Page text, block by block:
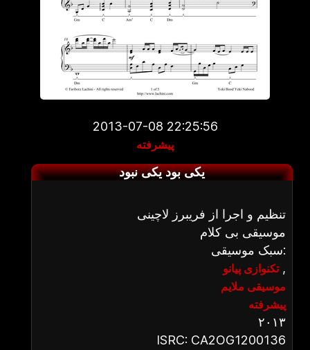
2013-07-08 22:25:56
پیشرفته
یکی بود یکی نبود
تنظیم و اجرا از فریبرز لاچینی
موسیقی بی کلام
سبک موسیقی:
تکنوازی پیانو,
موسیقی ملایم
پیشرفته
۲۰۱۳
ISRC: CA2OG1200136